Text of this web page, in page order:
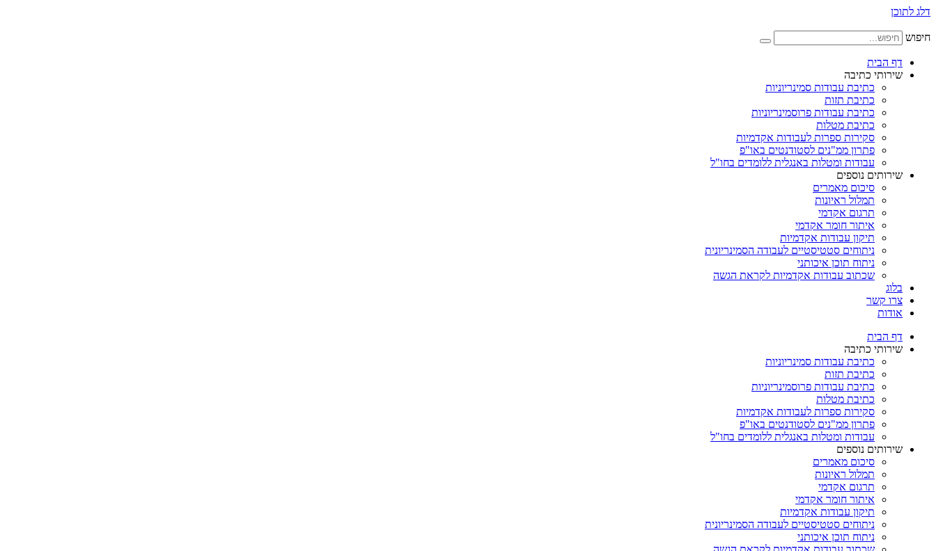
דלג לתוכן
חיפוש
דף הבית
שירותי כתיבה
כתיבת עבודות סמינריוניות
כתיבת תזות
כתיבת עבודות פרוסמינריוניות
כתיבת מטלות
סקירות ספרות לעבודות אקדמיות
פתרון ממ"נים לסטודנטים באו"פ
עבודות ומטלות באנגלית ללומדים בחו"ל
שירותים נוספים
סיכום מאמרים
תמלול ראיונות
תרגום אקדמי
איתור חומר אקדמי
תיקון עבודות אקדמיות
ניתוחים סטטיסטיים לעבודה הסמינריונית
ניתוח תוכן איכותני
שכתוב עבודות אקדמיות לקראת הגשה
בלוג
צרו קשר
אודות
דף הבית
שירותי כתיבה
כתיבת עבודות סמינריוניות
כתיבת תזות
כתיבת עבודות פרוסמינריוניות
כתיבת מטלות
סקירות ספרות לעבודות אקדמיות
פתרון ממ"נים לסטודנטים באו"פ
עבודות ומטלות באנגלית ללומדים בחו"ל
שירותים נוספים
סיכום מאמרים
תמלול ראיונות
תרגום אקדמי
איתור חומר אקדמי
תיקון עבודות אקדמיות
ניתוחים סטטיסטיים לעבודה הסמינריונית
ניתוח תוכן איכותני